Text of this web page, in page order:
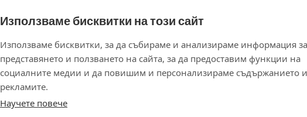
Използваме бисквитки на този сайт
Използваме бисквитки, за да събираме и анализираме информация за
представянето и ползването на сайта, за да предоставим функции на
социалните медии и да повишим и персонализираме съдържанието и
рекламите.
Научете повече